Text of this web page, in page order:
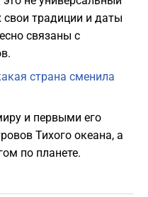
свои традиции и даты
связаны с
страна сменила
и первыми его
Тихого океана, а
по планете.